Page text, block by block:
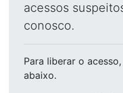
acessos
conosco.
Para liberar o acesso
abaixo.